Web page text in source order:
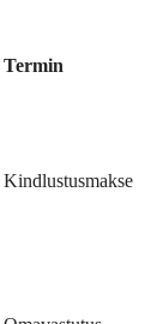
Termin
Kindlustusmakse